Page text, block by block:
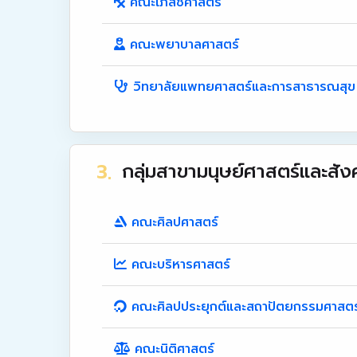
คณะพยาบาลศาสตร์
วิทยาลัยแพทยศาสตร์และการสาธารณสุข
กลุ่มสาขามนุษย์ศาสตร์และสั
คณะศิลปศาสตร์
คณะบริหารศาสตร์
คณะศิลปประยุกต์และสถาปัตยกรรมศาสต
คณะนิติศาสตร์